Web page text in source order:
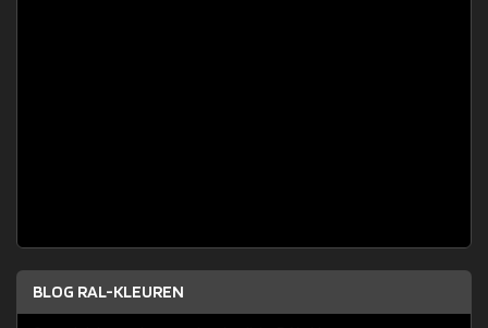
BLOG RAL-KLEUREN